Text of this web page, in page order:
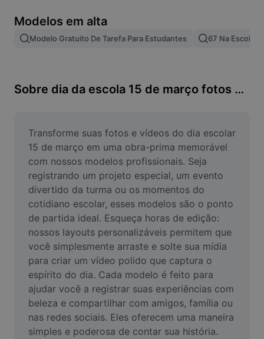
Mesclar imagens
Redimensionar Imagem
Criador de Memes
AI Text Remover
AI People Remover
AI Inpainting
Face Cutout
Vídeo
Remover plano de fundo de vídeo
Aprimorar qualidade
Modelos em alta
Modelo Gratuito De Tarefa Para Estudantes 67 Na Escola
Sobre dia da escola 15 de março fotos e vídeos
Transforme suas fotos e vídeos do dia escolar
15 de março em uma obra-prima memorável
com nossos modelos profissionais. Seja
registrando um projeto especial, um evento
divertido da turma ou os momentos do
cotidiano escolar, esses modelos são o ponto
de partida ideal. Esqueça horas de edição:
nossos layouts personalizáveis permitem que
você simplesmente arraste e solte sua mídia
para criar um vídeo polido que captura o
espírito do dia. Cada modelo é feito para
ajudar você a registrar suas experiências com
beleza e compartilhar com amigos, família ou
nas redes sociais. Eles oferecem uma maneira
simples e poderosa de contar sua história.